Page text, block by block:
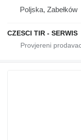
Poljska, Zabełków
CZESCI TIR - SERWIS